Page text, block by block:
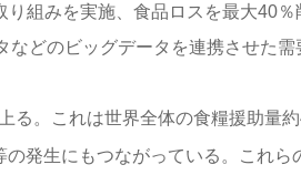
組みを実施、食品ロスを最大40％
などのビッグデータを連携させた需
。これは世界全体の食糧援助量
の発生にもつながっている。これら